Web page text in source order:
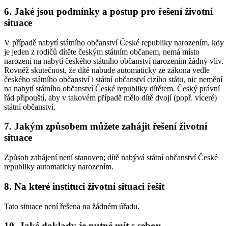
6. Jaké jsou podmínky a postup pro řešení životní
situace
V případě nabytí státního občanství České republiky narozením, kdy
je jeden z rodičů dítěte českým státním občanem, nemá místo
narození na nabytí českého státního občanství narozením žádný vliv.
Rovněž skutečnost, že dítě nabude automaticky ze zákona vedle
českého státního občanství i státní občanství cizího státu, nic nemění
na nabytí státního občanství České republiky dítětem. Český právní
řád připouští, aby v takovém případě mělo dítě dvojí (popř. víceré)
státní občanství.
7. Jakým způsobem můžete zahájit řešení životní
situace
Způsob zahájení není stanoven; dítě nabývá státní občanství České
republiky automaticky narozením.
8. Na které instituci životní situaci řešit
Tato situace není řešena na žádném úřadu.